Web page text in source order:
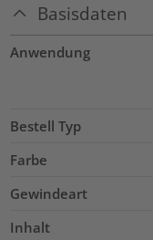
Basisdaten
Anwendung
Bestell Typ
Farbe
Gewindeart
Inhalt